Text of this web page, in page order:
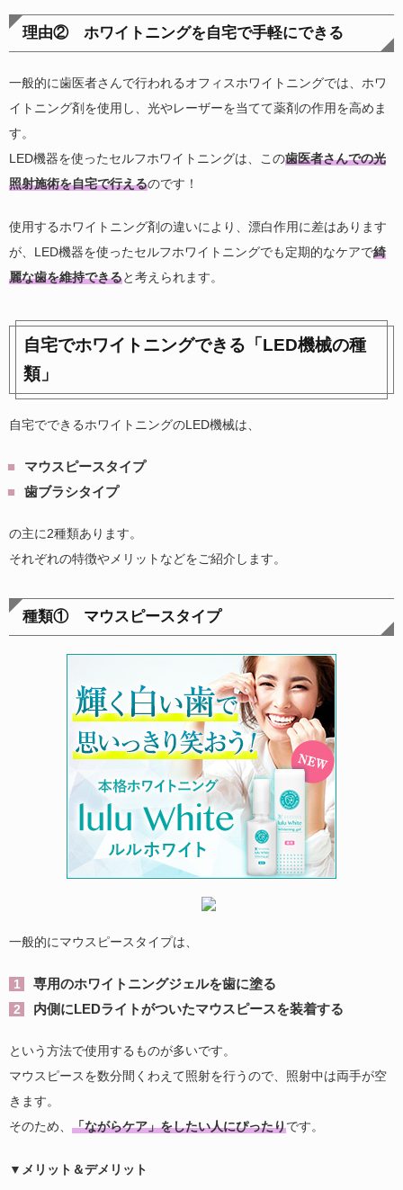
理由② ホワイトニングを自宅で手軽にできる
一般的に歯医者さんで行われるオフィスホワイトニングでは、ホワ
イトニング剤を使用し、光やレーザーを当てて薬剤の作用を高めま
す。
LED機器を使ったセルフホワイトニングは、この歯医者さんでの光
照射施術を自宅で行えるのです！
使用するホワイトニング剤の違いにより、漂白作用に差はあります
が、LED機器を使ったセルフホワイトニングでも定期的なケアで綺
麗な歯を維持できると考えられます。
自宅でホワイトニングできる「LED機械の種
類」
自宅でできるホワイトニングのLED機械は、
マウスピースタイプ
歯ブラシタイプ
の主に2種類あります。
それぞれの特徴やメリットなどをご紹介します。
種類① マウスピースタイプ
一般的にマウスピースタイプは、
専用のホワイトニングジェルを歯に塗る
内側にLEDライトがついたマウスピースを装着する
という方法で使用するものが多いです。
マウスピースを数分間くわえて照射を行うので、照射中は両手が空
きます。
そのため、 「ながらケア」をしたい人にぴったりです。
▼メリット＆デメリット